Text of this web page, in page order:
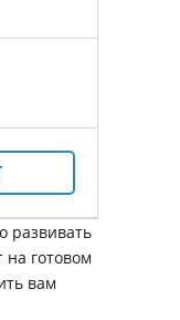
развивать
на готовом
вам